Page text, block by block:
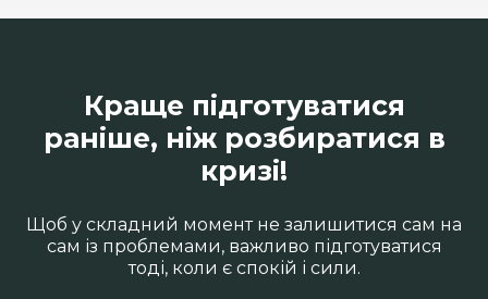
Краще підготуватися
раніше, ніж розбиратися в
кризі!
Щоб у складний момент не залишитися сам на
сам із проблемами, важливо підготуватися
тоді, коли є спокій і сили.